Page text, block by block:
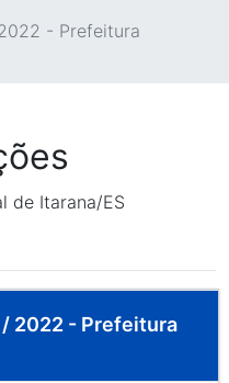
- Prefeitura
de Itarana/ES
/ 2022 - Prefeitura